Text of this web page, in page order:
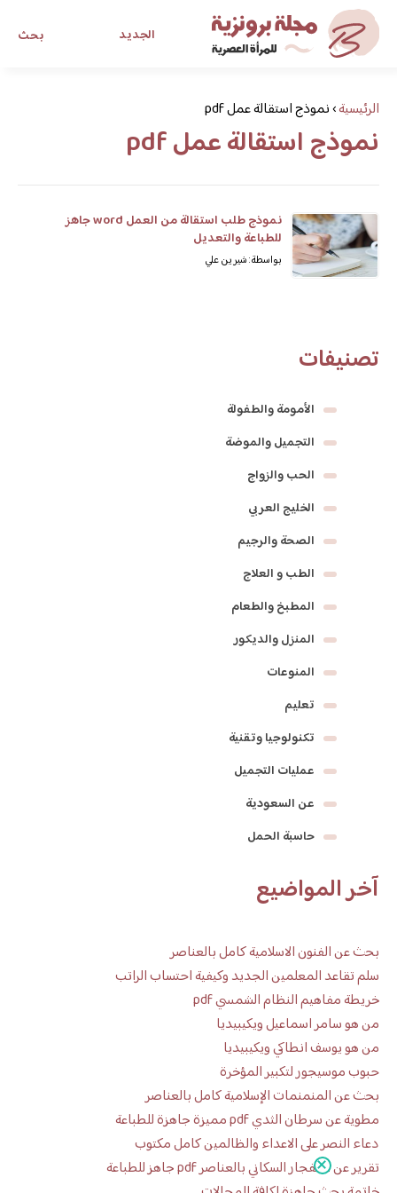
بحث الجديد
مجلة برونزية للفتاة العصريةالرئيسية›نموذج استقالة عمل pdf
نموذج استقالة عمل pdf
نموذج طلب استقالة من العمل word جاهز
للطباعة والتعديل
بواسطة: شيرين علي
تصنيفات
الأمومة والطفولة
التجميل والموضة
الحب والزواج
الخليج العربي
الصحة والرجيم
الطب و العلاج
المطبخ والطعام
المنزل والديكور
المنوعات
تعليم
تكنولوجيا وتقنية
عمليات التجميل
عن السعودية
حاسبة الحمل
آخر المواضيع
بحث عن الفنون الاسلامية كامل بالعناصر
سلم تقاعد المعلمين الجديد وكيفية احتساب الراتب
خريطة مفاهيم النظام الشمسي pdf
من هو سامر اسماعيل ويكيبيديا
من هو يوسف انطاكي ويكيبيديا
حبوب موسيجور لتكبير المؤخرة
بحث عن المنمنمات الإسلامية كامل بالعناصر
مطوية عن سرطان الثدي pdf مميزة جاهزة للطباعة
دعاء النصر على الاعداء والظالمين كامل مكتوب
تقرير عن الانفجار السكاني بالعناصر pdf جاهز للطباعة